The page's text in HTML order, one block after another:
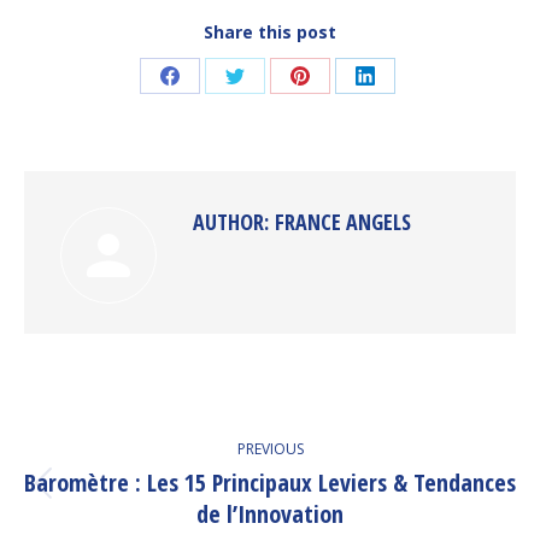
Share this post
Share Share Share Share
AUTHOR: FRANCE ANGELS
NAVIGATION
PREVIOUS
Previous
post:
Baromètre : Les 15 Principaux Leviers & Tendances
de l’Innovation